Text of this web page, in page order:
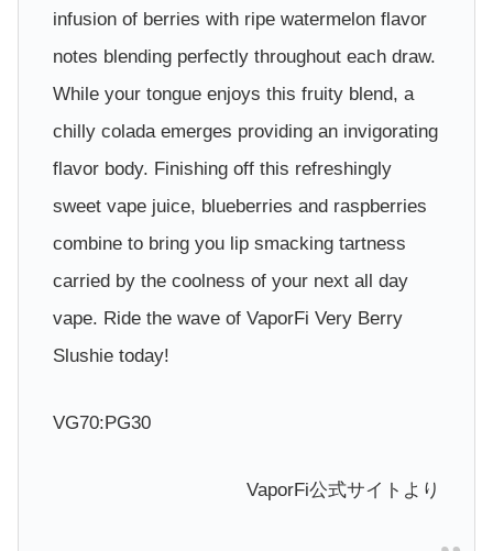
infusion of berries with ripe watermelon flavor
notes blending perfectly throughout each draw.
While your tongue enjoys this fruity blend, a
chilly colada emerges providing an invigorating
flavor body. Finishing off this refreshingly
sweet vape juice, blueberries and raspberries
combine to bring you lip smacking tartness
carried by the coolness of your next all day
vape. Ride the wave of VaporFi Very Berry
Slushie today!
VG70:PG30
VaporFi公式サイトより